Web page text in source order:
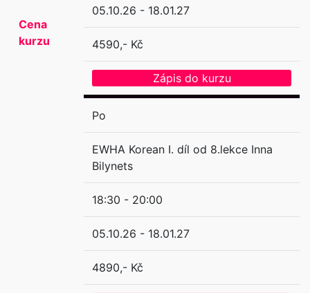
Cena
kurzu
05.10.26 - 18.01.27
4590,- Kč
Zápis do kurzu
Po
EWHA Korean I. díl od 8.lekce Inna
Bilynets
18:30 - 20:00
05.10.26 - 18.01.27
4890,- Kč